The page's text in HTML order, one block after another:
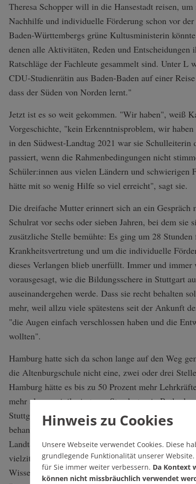
Theresa Schopper will in die Hansestadt reisen,
Nachhilfe und individuelle Förderung schon vor
Baden-Württembergs grüne Kultusministerin
denen alle Aktivitäten, Reden und
Ratschläge der Fachleute gesammelt sind. Unter L
CDU-Studienrätin aus Baden-Baden auf einer
dass der Süden von Norden lernt."
Jetzt ist es so weit gekommen. "Wir haben", weiß
Vorgeschichte, "kein Erkenntnisproblem, wir
in den Südwest-Landtag 2021 war sie
passiert, wenn die Rahmenbedingungen nicht
Schüler:innen aus vielen Ländern und
hätte mit so wenig Hilfe so viel erreicht", sagt sie.
Die dreifache Mutter erinnert sich an ein Gespräch
Schulrat vor sechs oder sieben Jahren, bei dem sie
zusätzliche Stelle bemühte: Es ging um 28
Krankheitsvertretung und um die individuelle
dieses Verlangen blieb unerfüllt. Immer und immer
vorausgesagt, wie die Bildungsschere in Stuttgart
auseinandergehen werde. Dass sie recht behalten
mehr, weil allzu viele spätestens seit der Ankunft
"die Augen einfach verschlossen haben und die
wollten".
Hamburg hatte sich da schon lange auf den Weg
die Altenburgschule nicht eine, zwei oder drei
Hamburg hätte es bis zu 50 Prozent mehr
mehr als an privilegierteren Standorten in
Stuttgart wäre das vergleichbar mit dem Killesberg.
behandeln war eines der größten Versprechen von
Landtagswahl 2021 in Baden-Württemberg.
vielzitierten Sondierungspapier der späteren
Wissenschaftler:innen-Deutsch heißt, die
Hinweis zu Cookies
Unsere Webseite verwendet Cookies. Diese
grundlegende Funktionalität unserer
für Sie immer weiter verbessern. Da Kontext
können nicht missbräuchlich verwendet